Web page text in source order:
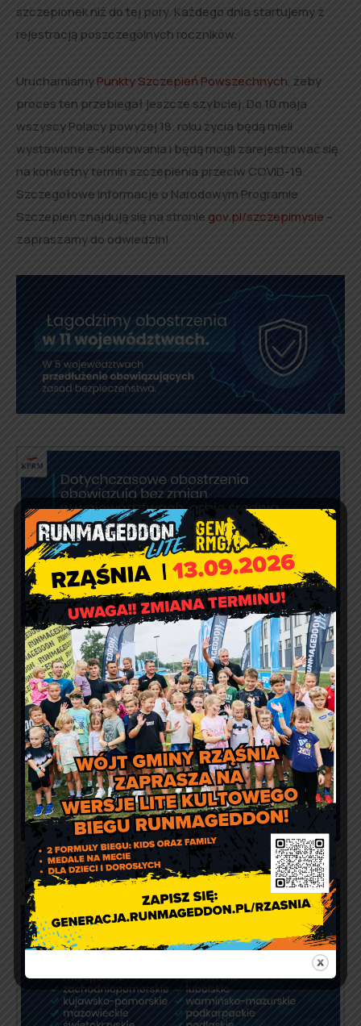
szczepionek niż do tej pory. Każdego dnia startujemy z
rejestracją poszczególnych roczników.
UruchamiamyPunkty Szczepień Powszechnych, żeby
proces ten przebiegał jeszcze szybciej. Do 10 maja
wszyscy Polacy powyżej 18. roku życia będą mieli
wystawione e-skierowania i będą mogli zarejestrować się
na konkretny termin szczepienia przeciw COVID-19.
Szczegółowe informacje o Narodowym Programie
Szczepień znajdują się na stroniegov.pl/szczepimysie –
zapraszamy do odwiedzin!